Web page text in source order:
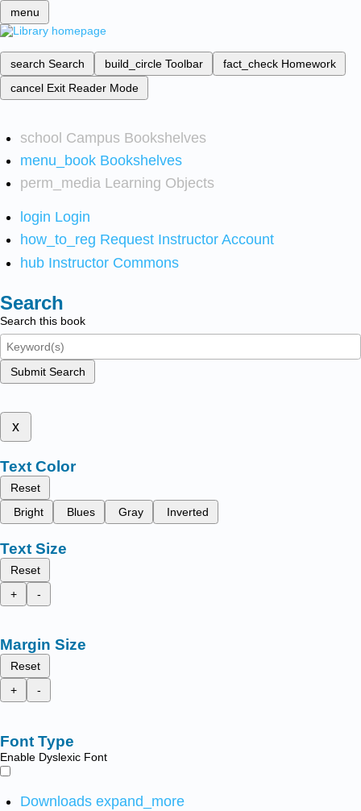
menu
search Search build_circle Toolbar fact_check Homework
cancel Exit Reader Mode
school Campus Bookshelves
menu_book Bookshelves
perm_media Learning Objects
login Login
how_to_reg Request Instructor Account
hub Instructor Commons
Search
Search this book
Submit Search
x
Text Color
Reset
Bright
Blues Gray Inverted
Text Size
Reset
+
-
Margin Size
Reset
+
-
Font Type
Enable Dyslexic Font
Downloads expand_more